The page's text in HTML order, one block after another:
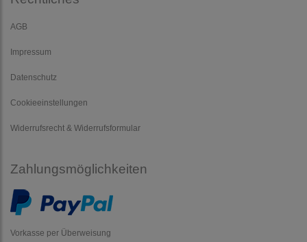
AGB
Impressum
Datenschutz
Cookieeinstellungen
Widerrufsrecht & Widerrufsformular
Zahlungsmöglichkeiten
Vorkasse per Überweisung